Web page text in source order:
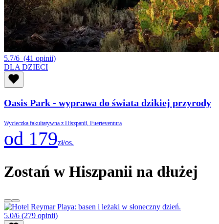
5.7/6 (41 opinii)
DLA DZIECI
Oasis Park - wyprawa do świata dzikiej przyrody
Wycieczka fakultatywna z Hiszpanii, Fuerteventura
od 179zł/os.
Zostań w Hiszpanii na dłużej
5.0/6 (279 opinii)